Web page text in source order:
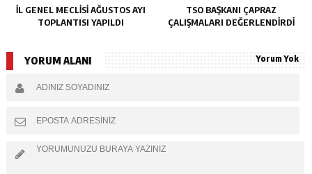
İL GENEL MECLİSİ AĞUSTOS AYI
TOPLANTISI YAPILDI
TSO BAŞKANI ÇAPRAZ
ÇALIŞMALARI DEĞERLENDİRDİ
YORUM ALANI Yorum Yok